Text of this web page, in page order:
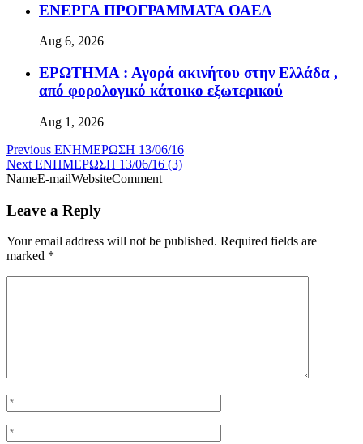
ΕΝΕΡΓΑ ΠΡΟΓΡΑΜΜΑΤΑ ΟΑΕΔ
Aug 6, 2026
ΕΡΩΤΗΜΑ : Αγορά ακινήτου στην Ελλάδα ,
από φορολογικό κάτοικο εξωτερικού
Aug 1, 2026
Previous ΕΝΗΜΕΡΩΣΗ 13/06/16
Next ΕΝΗΜΕΡΩΣΗ 13/06/16 (3)
NameE-mailWebsiteComment
Leave a Reply
Your email address will not be published. Required fields are
marked *